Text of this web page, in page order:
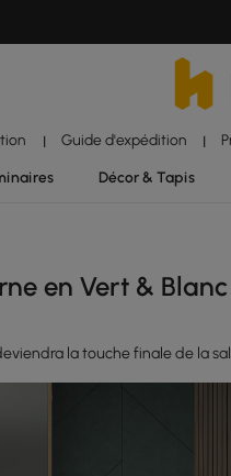
| Guide d'expédition |
Décor & Tapis
en Vert &
la touche finale de la